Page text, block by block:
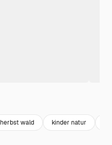
herbst wald kinder natur